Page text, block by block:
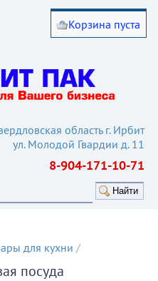
область г. Ирбит
ул. Молодой Гвардии д. 11
8-904-171-10-71
Корзина пуста
Найти
для кухни /
посуда